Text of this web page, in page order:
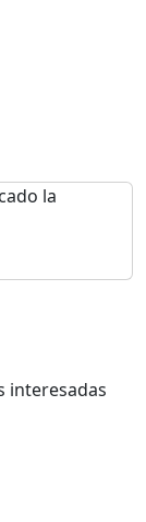
la
interesadas